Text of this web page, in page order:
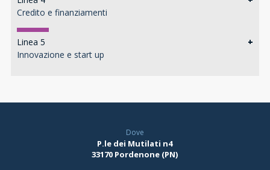
Credito e finanziamenti
Linea 5
+
Innovazione e start up
Dove
P.le dei Mutilati n4
33170 Pordenone (PN)